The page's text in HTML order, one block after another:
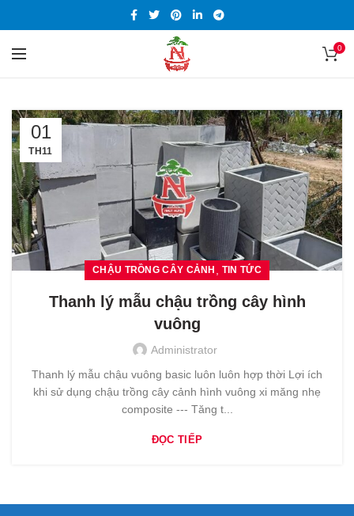
0
01
TH11
CHẬU TRỒNG CÂY CẢNH , TIN TỨC
Thanh lý mẫu chậu trồng cây hình
vuông
Administrator
Thanh lý mẫu chậu vuông basic luôn luôn hợp thời Lợi ích
khi sử dụng chậu trồng cây cảnh hình vuông xi măng nhẹ
composite --- Tăng t...
ĐỌC TIẾP